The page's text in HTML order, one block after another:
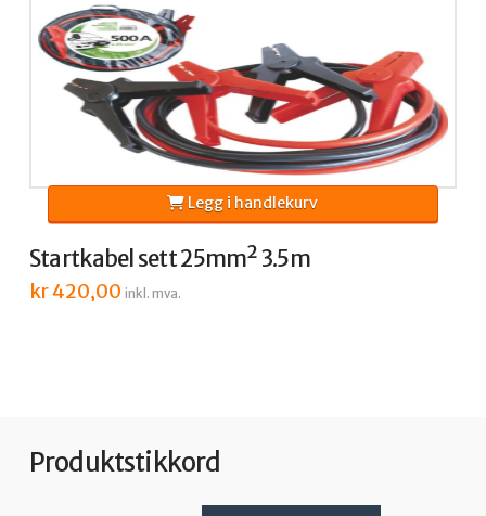
Startkabel sett 25mm² 3.5m
kr420,00 inkl. mva.
Legg i handlekurv
Produktstikkord